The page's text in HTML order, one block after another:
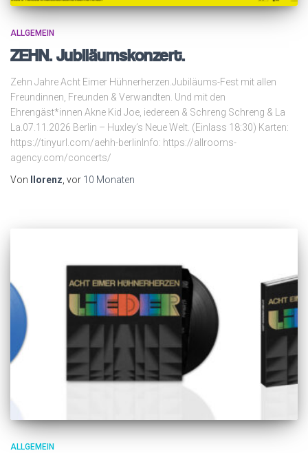
ALLGEMEIN
ZEHN. Jubiläumskonzert.
Zehn Jahre Acht Eimer Hühnerherzen.Jubiläums-Fest mit allen
Freundinnen, Freunden & Verwandten. Und mit den
Ehrengäst*innen Akne Kid Joe, iedereen & Schreng Schreng & La
La.07.11.2026 Berlin – Huxley’s Neue Welt. (Einlass 18:30) Karten:
https://tinyurl.com/aehh-berlinInfo: https://allrooms-
agency.com/concerts/
Von llorenz , vor 10 Monaten
ALLGEMEIN